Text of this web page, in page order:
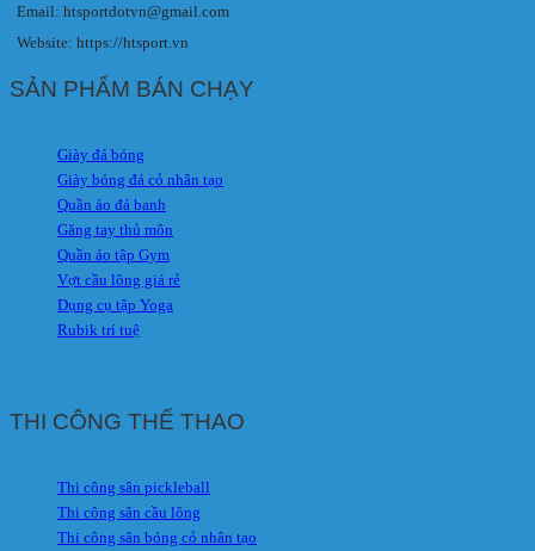
Email: htsportdotvn@gmail.com
Website: https://htsport.vn
SẢN PHẨM BÁN CHẠY
Giày đá bóng
Giày bóng đá cỏ nhân tạo
Quần áo đá banh
Găng tay thủ môn
Quần áo tập Gym
Vợt cầu lông giá rẻ
Dụng cụ tập Yoga
Rubik trí tuệ
THI CÔNG THỂ THAO
Thi công sân pickleball
Thi công sân cầu lông
Thi công sân bóng cỏ nhân tạo